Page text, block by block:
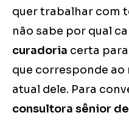
quer trabalhar com
não sabe por qual
curadoria certa
que corresponde ao
atual dele. Para
consultora sênior